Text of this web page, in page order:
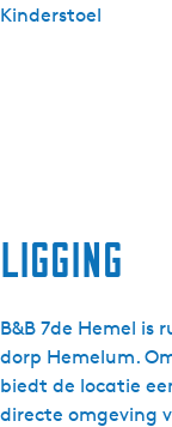
Kinderstoel
Ligging
B&B 7de Hemel is
dorp Hemelum.
biedt de locatie
directe omgeving